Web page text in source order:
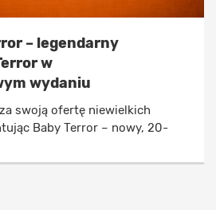
– legendarny
w
wydaniu
swoją ofertę niewielkich
Baby Terror – nowy, 20-